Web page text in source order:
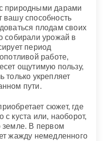
природными дарами
вашу способность
плодам своих
собирали урожай в
период
работе,
ощутимую пользу,
только укрепляет
пути.
сюжет, где
куста или, наоборот,
земле. В первом
жажду немедленного